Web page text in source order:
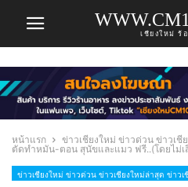
เชียงใหม่ ร้
หน้าแรก ข่าวเชียงใหม่ ข่าวด่วน ข่าวเชี
ตัดทําหมัน-ตอน สุนัขและแมว ฟรี..(โดยไม่เ
ข่าวเชียงใหม่ ข่าวด่วน ข่าวเชียงใหม่ล่าสุด ข่าว